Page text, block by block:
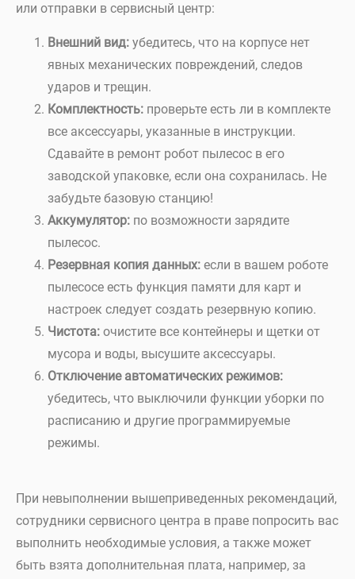
или отправки в сервисный центр:
Внешний вид: убедитесь, что на корпусе нет
явных механических повреждений, следов
ударов и трещин.
Комплектность: проверьте есть ли в комплекте
все аксессуары, указанные в инструкции.
Сдавайте в ремонт робот пылесос в его
заводской упаковке, если она сохранилась. Не
забудьте базовую станцию!
Аккумулятор: по возможности зарядите
пылесос.
Резервная копия данных: если в вашем роботе
пылесосе есть функция памяти для карт и
настроек следует создать резервную копию.
Чистота: очистите все контейнеры и щетки от
мусора и воды, высушите аксессуары.
Отключение автоматических режимов:
убедитесь, что выключили функции уборки по
расписанию и другие программируемые
режимы.
При невыполнении вышеприведенных рекомендаций,
сотрудники сервисного центра в праве попросить вас
выполнить необходимые условия, а также может
быть взята дополнительная плата, например, за